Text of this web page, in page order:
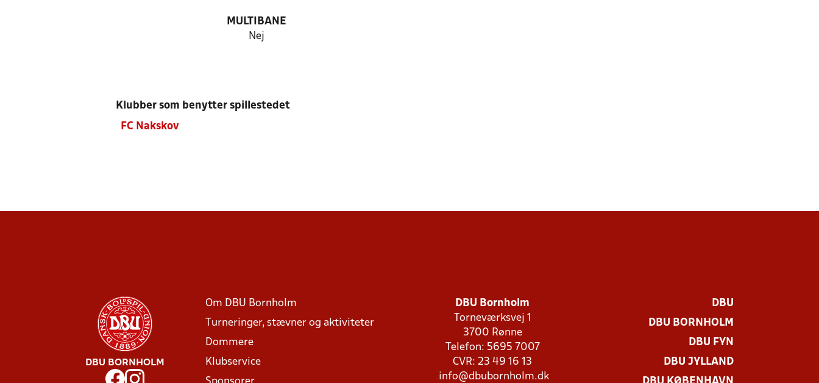
MULTIBANE
Nej
Klubber som benytter spillestedet
FC Nakskov
DBU BORNHOLM
Om DBU Bornholm
Turneringer, stævner og aktiviteter
Dommere
Klubservice
DBU Bornholm
Torneværksvej 1
3700 Rønne
Telefon: 5695 7007
CVR: 23 49 16 13
info@dbubornholm.dk
DBU
DBU BORNHOLM
DBU FYN
DBU JYLLAND